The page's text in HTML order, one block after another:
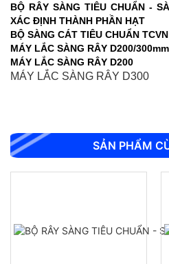
BỘ RÂY SÀNG TIÊU CHUẨN -
XÁC ĐỊNH THÀNH PHẦN HẠT
BỘ SÀNG CÁT TIÊU CHUẨN
MÁY LẮC SÀNG RÂY D200/300mm
MÁY LẮC SÀNG RÂY D200
MÁY LẮC SÀNG RÂY D300
SẢN PHẨM